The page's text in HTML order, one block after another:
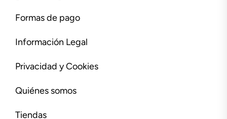
Formas de pago
Información Legal
Privacidad y Cookies
Quiénes somos
Tiendas